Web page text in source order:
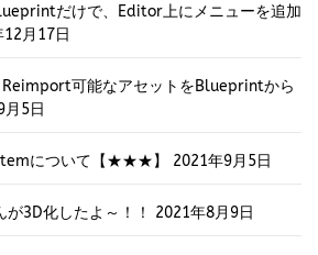
だけで、Editor上にメニューを追加
12月17日
Reimport可能なアセットをBlueprintから
月5日
について【★★★】 2021年9月5日
が3D化したよ～！！ 2021年8月9日